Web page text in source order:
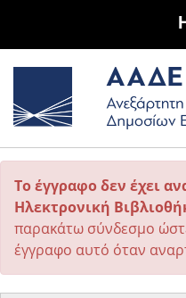
Το έγγραφο δεν έχει
Ηλεκτρονική
παρακάτω σύνδεσμο
έγγραφο αυτό όταν